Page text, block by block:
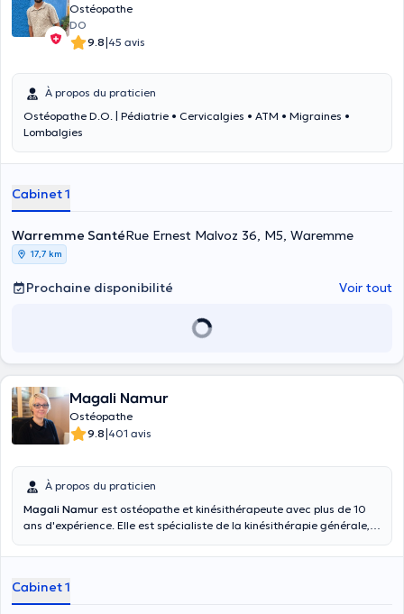
Ostéopathe
DO
9.8|45 avis
À propos du praticien
Ostéopathe D.O. | Pédiatrie • Cervicalgies • ATM • Migraines •
Lombalgies
Cabinet 1
Warremme SantéRue Ernest Malvoz 36, M5, Waremme
17,7 km
Prochaine disponibilité Voir tout
Magali Namur
Ostéopathe
9.8|401 avis
À propos du praticien
Magali Namur est ostéopathe et kinésithérapeute avec plus de 10
ans d'expérience. Elle est spécialiste de la kinésithérapie générale,
ano-rectale suite à ses divers diplômes et formations obtenus entre
pédiatrique, périnatale, pelvienne, ainsi que cardio-vasculaire et
respiratoire. Elle suit actuellement une formation en ostéopathie
Cabinet 1